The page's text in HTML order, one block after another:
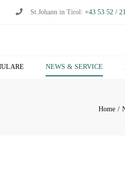
St.Johann in Tirol: +43 53 52 /
NEWS & SERVICE
Home